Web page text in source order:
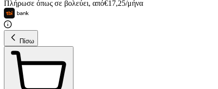
Πλήρωσε όπως σε βολεύει, από€17,25/μήνα
Πίσω